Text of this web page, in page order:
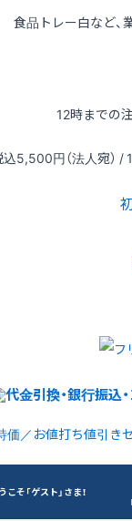
食品トレー白など、
12時までの
込5,500円（法人宛） /
価／お値打ち値引き
こそ「ゲスト」さま！